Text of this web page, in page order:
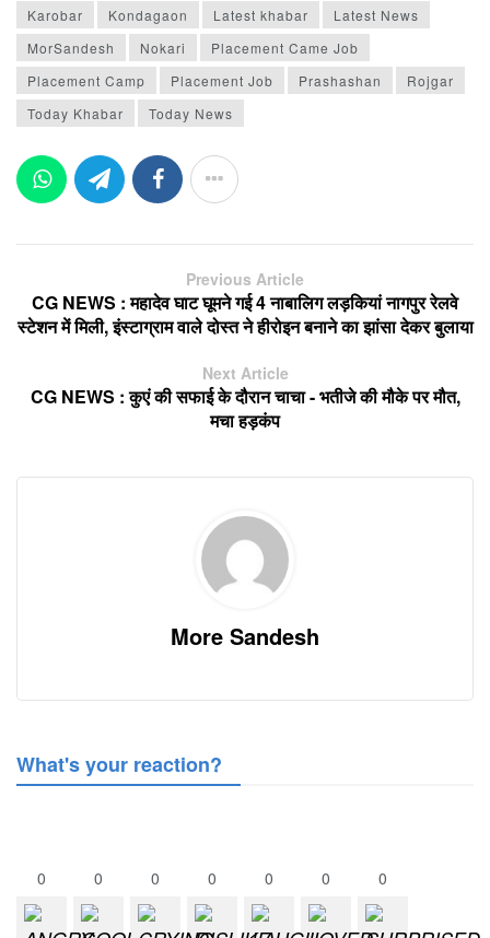
Karobar
Kondagaon Latest khabar
Latest News
MorSandesh
Nokari
Placement Came Job
Placement Camp
Placement Job Prashashan
Rojgar
Today Khabar
Today News
Previous Article
CG NEWS : महादेव घाट घूमने गई 4 नाबालिग लड़कियां नागपुर रेलवे
स्टेशन में मिली, इंस्टाग्राम वाले दोस्त ने हीरोइन बनाने का झांसा देकर बुलाया
Next Article
CG NEWS : कुएं की सफाई के दौरान चाचा - भतीजे की मौके पर मौत,
मचा हड़कंप
More Sandesh
What's your reaction?
0 0 0 0 0 0 0